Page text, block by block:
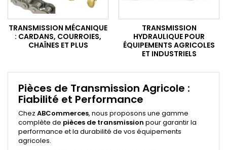
TRANSMISSION MÉCANIQUE
: CARDANS, COURROIES,
CHAÎNES ET PLUS
TRANSMISSION
HYDRAULIQUE POUR
ÉQUIPEMENTS AGRICOLES
ET INDUSTRIELS
Pièces de Transmission Agricole :
Fiabilité et Performance
Chez ABCommerces, nous proposons une gamme
complète de pièces de transmission pour garantir la
performance et la durabilité de vos équipements
agricoles.